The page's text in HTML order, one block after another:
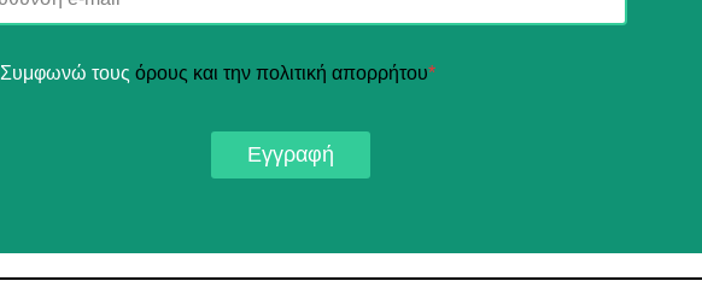
Συμφωνώ τουςόρους και την πολιτική απορρήτου*
Εγγραφή